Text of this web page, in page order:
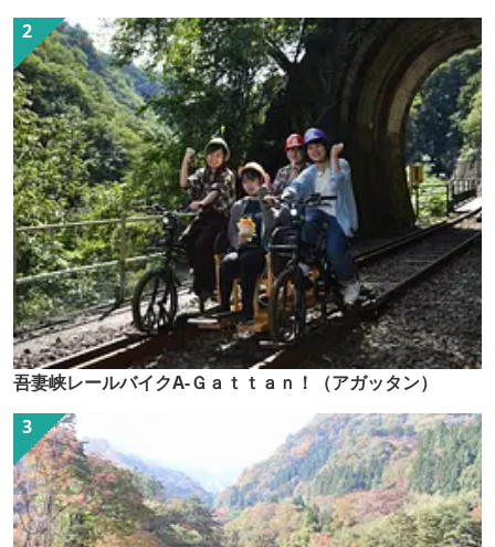
吾妻峡レールバイクA-Ｇａｔｔａｎ！（アガッタン）